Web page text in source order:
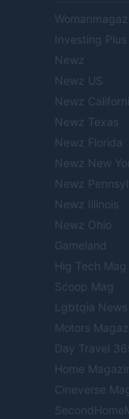
Investing Plus
Newz
Newz US
Newz
Newz Texas
Newz Florida
Newz New
Newz
Newz Illinois
Newz Ohio
Gameland
Hig Tech Mag
Scoop Mag
Lgbtqia News
Motors
Day Travel
Home
Cineverse